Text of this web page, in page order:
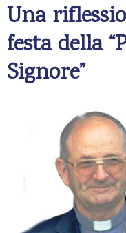
Una
festa della
Signore”